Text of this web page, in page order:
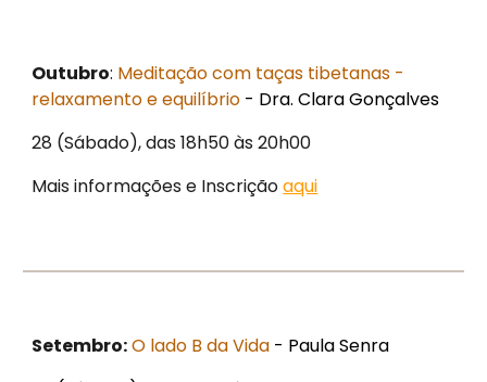
Outubro: Meditação com taças tibetanas -
relaxamento e equilíbrio - Dra. Clara Gonçalves
28 (Sábado), das 18h50 às 20h00
Mais informações e Inscriçãoaqui
Setembro:O lado B da Vida - Paula Senra